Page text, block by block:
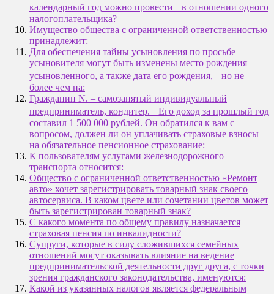
календарный год можно провести в отношении одного
налогоплательщика?
Имущество общества с ограниченной ответственностью
принадлежит:
Для обеспечения тайны усыновления по просьбе
усыновителя могут быть изменены место рождения
усыновленного, а также дата его рождения, но не
более чем на:
Гражданин N. – самозанятый индивидуальный
предприниматель, кондитер. Его доход за прошлый год
составил 1 500 000 рублей. Он обратился к вам с
вопросом, должен ли он уплачивать страховые взносы
на обязательное пенсионное страхование:
К пользователям услугами железнодорожного
транспорта относится:
Общество с ограниченной ответственностью «Ремонт
авто» хочет зарегистрировать товарный знак своего
автосервиса. В каком цвете или сочетании цветов может
быть зарегистрирован товарный знак?
С какого момента по общему правилу назначается
страховая пенсия по инвалидности?
Супруги, которые в силу сложившихся семейных
отношений могут оказывать влияние на ведение
предпринимательской деятельности друг друга, с точки
зрения гражданского законодательства, именуются:
Какой из указанных налогов является федеральным